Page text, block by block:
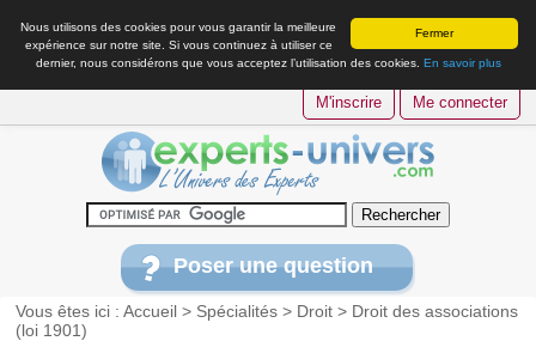
Fermer
Nous utilisons des cookies pour vous garantir la meilleure
expérience sur notre site. Si vous continuez à utiliser ce
dernier, nous considérons que vous acceptez l’utilisation des cookies. En savoir plus
M'inscrire Me connecter
Poser une question
Vous êtes ici :Accueil > Spécialités > Droit > Droit des associations
(loi 1901)